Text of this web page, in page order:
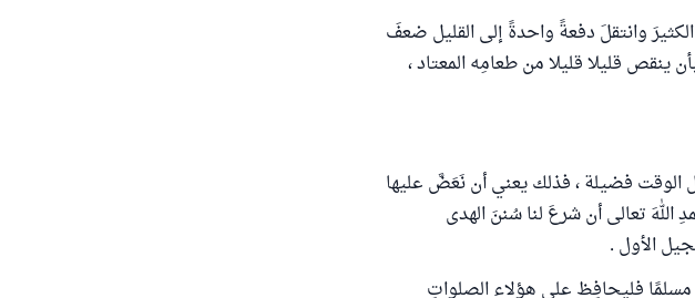
وانتقلَ دفعةً واحدةً إلى القليل ضعفَ
ينقص قليلا قليلا من طعامِه المعتاد ،
الوقت فضيلة ، فذلك يعني أن نَعَضَّ عليها
اللهَ تعالى أن شرعَ لنا سُننَ الهدى
الأول .
فليحافِظ على هؤلاء الصلواتِ